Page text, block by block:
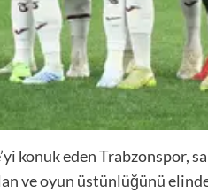
konuk eden
ve oyun üstünlüğünü